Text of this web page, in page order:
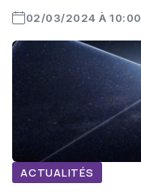
02/03/2024 À 10:00
ACTUALITÉS